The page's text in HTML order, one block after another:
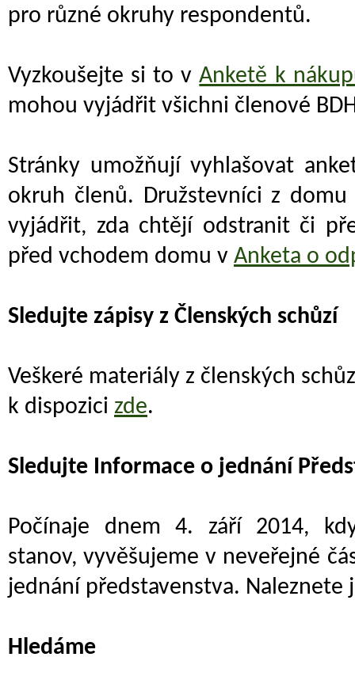
pro různé okruhy respondentů.
Vyzkoušejte si to vAnketě k
mohou vyjádřit všichni členové
Stránky umožňují vyhlašovat
okruh členů. Družstevníci z
vyjádřit, zda chtějí odstranit či
před vchodem domu v Anketa o
Sledujte zápisy z Členských schůzí
Veškeré materiály z členských
k dispozici zde.
Sledujte Informace o jednání
Počínaje dnem 4. září 2014,
stanov, vyvěšujeme v neveřejné
jednání představenstva. Naleznete
Hledáme